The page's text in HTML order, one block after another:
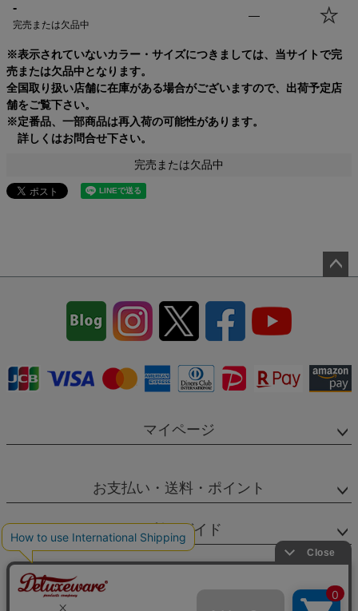
-
完売または欠品中
—
※表示されていないカラー・サイズにつきましては、当サイトで完
売または欠品中となります。
全国取り扱い店舗に在庫がある場合がございますので、出荷予定店
舗をご覧下さい。
※定番品、一部商品は再入荷の可能性があります。
詳しくはお問合せ下さい。
完売または欠品中
マイページ
お支払い・送料・ポイント
ご利用ガイド